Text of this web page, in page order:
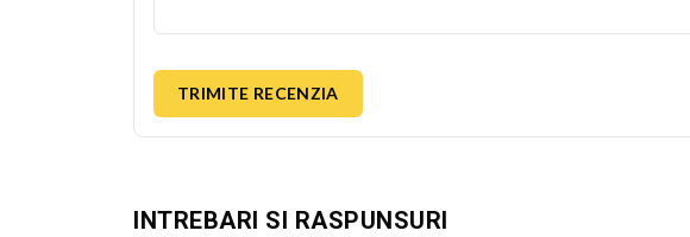
TRIMITE RECENZIA
INTREBARI SI RASPUNSURI